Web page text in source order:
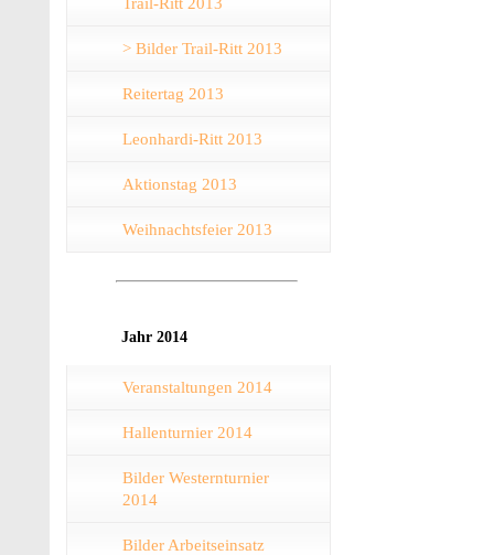
> Bilder Trail-Ritt 2013
Reitertag 2013
Leonhardi-Ritt 2013
Aktionstag 2013
Weihnachtsfeier 2013
Jahr 2014
Veranstaltungen 2014
Hallenturnier 2014
Bilder Westernturnier
2014
Bilder Arbeitseinsatz